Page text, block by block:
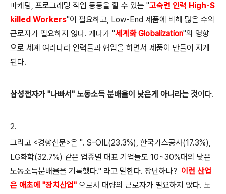
마케팅, 프로그래밍 작업 등등을 할 수 있는 "고숙련 인력 High-S
killed Workers"이 필요하고, Low-End 제품에 비해 많은 수의
근로자가 필요하지 않다. 게다가 "세계화 Globalization"의 영향
으로 세계 여러나라 인력들과 협업을 하면서 제품이 만들어 지게
된다.
삼성전자가 "나빠서" 노동소득 분배율이 낮은게 아니라는 것이다.
2.
그리고 <경향신문>은 ". S-OIL(23.3%), 한국가스공사(17.3%),
LG화학(32.7%) 같은 업종별 대표 기업들도 10~30%대의 낮은
노동소득분배율을 기록했다." 라고 말한다. 장난하나? 이런 산업
은 애초에 "장치산업" 으로서 대량의 근로자가 필요하지 않다. 노